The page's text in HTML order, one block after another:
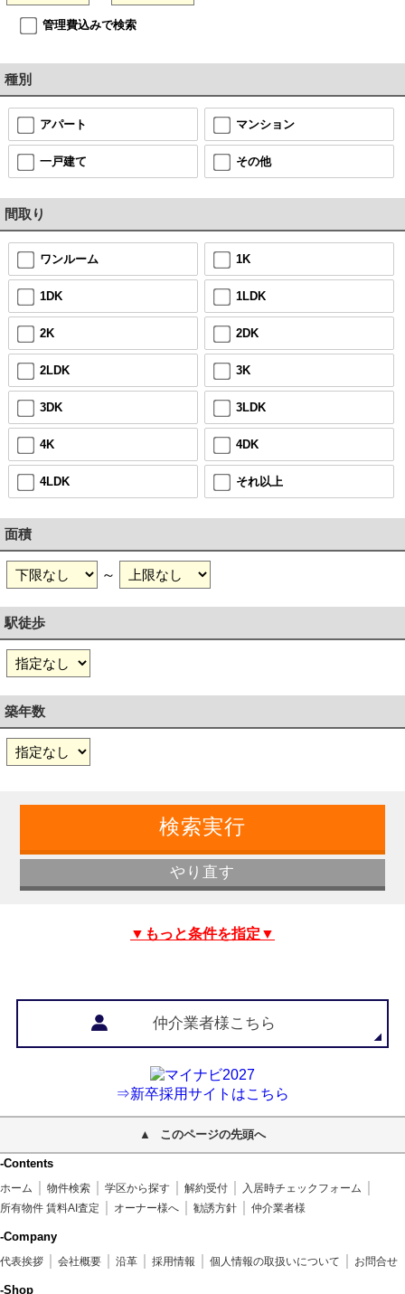
管理費込みで検索
種別
アパート マンション
一戸建て その他
間取り
ワンルーム 1K
1DK 1LDK
2K 2DK
2LDK 3K
3DK 3LDK
4K 4DK
4LDK それ以上
面積
～
駅徒歩
築年数
▼もっと条件を指定▼
仲介業者様こちら
⇒新卒採用サイトはこちら
このページの先頭へ
-Contents
ホーム 物件検索 学区から探す 解約受付
入居時チェックフォーム
所有物件 賃料AI査定
オーナー様へ 勧誘方針 仲介業者様
-Company
代表挨拶 会社概要 沿革 採用情報 個人情報の取扱いについて お問合せ
-Shop